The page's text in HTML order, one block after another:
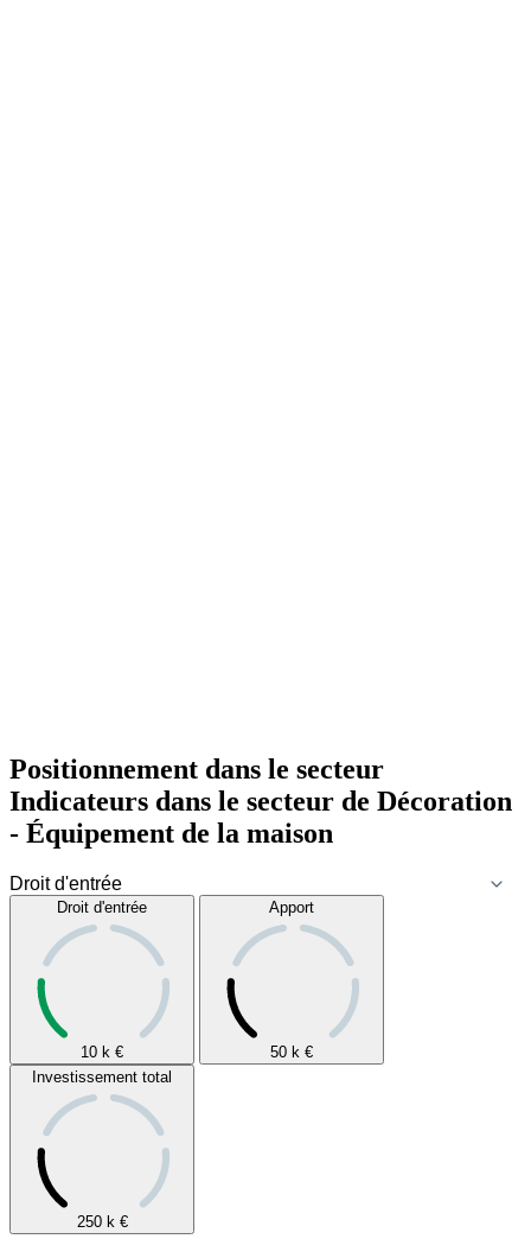
Positionnement dans le secteur
Indicateurs dans le secteur de Décoration
- Équipement de la maison
Droit d'entrée
10 k €
Apport
50 k €
Investissement total
250 k €